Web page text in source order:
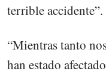
terrible accidente”.
“Mientras tanto
han estado